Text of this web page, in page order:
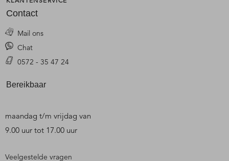
Contact
Mail ons
Chat
0572 - 35 47 24
Bereikbaar
maandag t/m vrijdag van
9.00 uur tot 17.00 uur
Veelgestelde vragen